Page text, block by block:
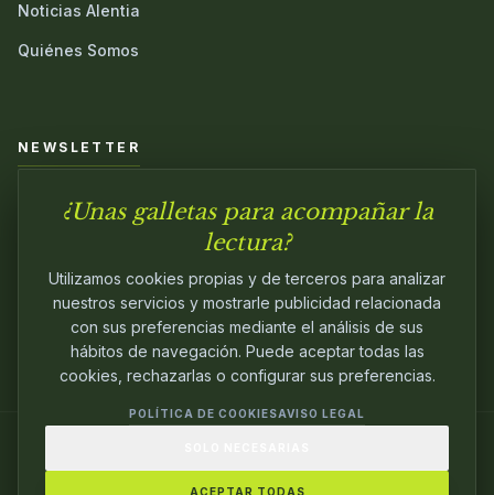
Noticias Alentia
Quiénes Somos
NEWSLETTER
Únete a nuestra comunidad y sé el primero en conocer las
PASIÓN.
¿Unas galletas para acompañar la
lectura?
Utilizamos cookies propias y de terceros para analizar
nuestros servicios y mostrarle publicidad relacionada
con sus preferencias mediante el análisis de sus
hábitos de navegación. Puede aceptar todas las
cookies, rechazarlas o configurar sus preferencias.
POLÍTICA DE COOKIESAVISO LEGAL
ACEPTAR TODAS